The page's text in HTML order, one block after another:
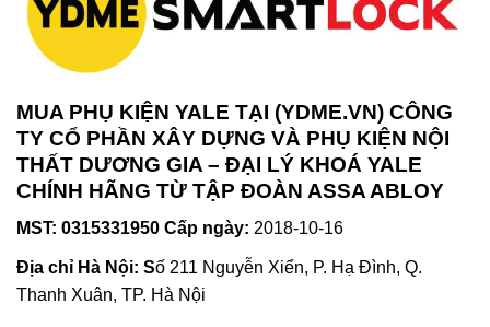
MUA PHỤ KIỆN YALE TẠI (YDME.VN) CÔNG
TY CỔ PHẦN XÂY DỰNG VÀ PHỤ KIỆN NỘI
THẤT DƯƠNG GIA – ĐẠI LÝ KHOÁ YALE
CHÍNH HÃNG TỪ TẬP ĐOÀN ASSA ABLOY
MST: 0315331950 Cấp ngày: 2018-10-16
Địa chỉ Hà Nội: Số 211 Nguyễn Xiển, P. Hạ Đình, Q.
Thanh Xuân, TP. Hà Nội